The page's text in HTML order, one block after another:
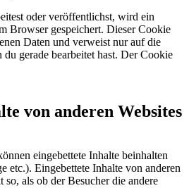
oder veröffentlichst, wird ein
Browser gespeichert. Dieser Cookie
Daten und verweist nur auf die
gerade bearbeitet hast. Der Cookie
von anderen Websites
eingebettete Inhalte beinhalten
etc.). Eingebettete Inhalte von anderen
so, als ob der Besucher die andere